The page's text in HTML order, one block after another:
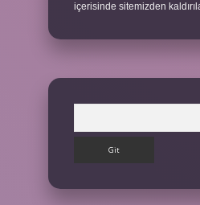
içerisinde sitemizden